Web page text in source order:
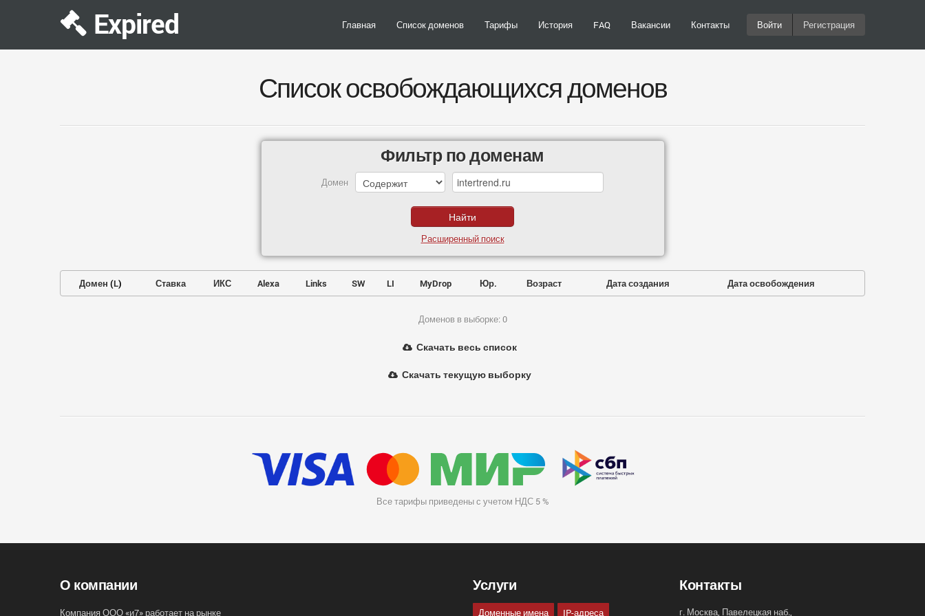
Expired Главная Список доменов Тарифы История FAQ Вакансии Контакты Войти Регистрация
Список освобождающихся доменов
Фильтр по доменам
Домен
Расширенный поиск
Домен (L) Ставка ИКС Alexa Links SW LI MyDrop Юр. Возраст Дата создания Дата освобождения
Доменов в выборке: 0
Скачать весь список
Скачать текущую выборку
Все тарифы приведены с учетом НДС 5 %
О компании
Компания ООО «и7» работает на рынке
Услуги
Доменные имена IP-адреса
Контакты
г. Москва, Павелецкая наб.,